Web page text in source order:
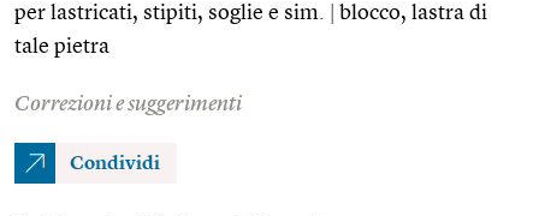
per lastricati, stipiti, soglie e sim.
blocco, lastra di
tale pietra
Correzioni e suggerimenti
Condividi